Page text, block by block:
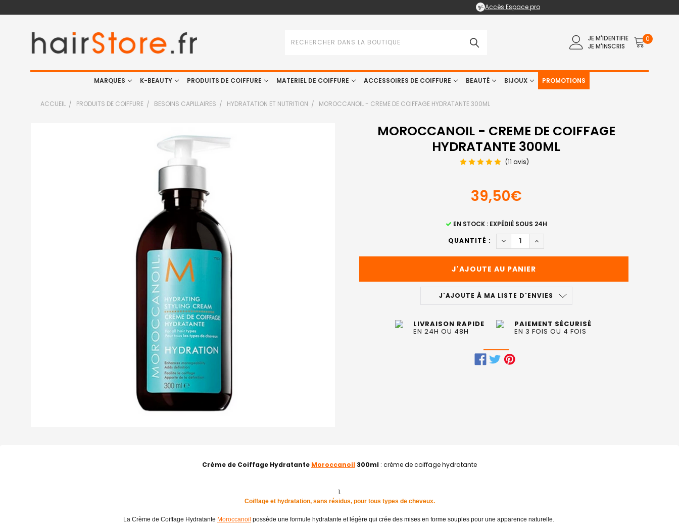
Accès Espace pro
JE M'IDENTIFIE
JE M'INSCRIS
0
MARQUES K-BEAUTY PRODUITS DE COIFFURE MATERIEL DE COIFFURE ACCESSOIRES DE COIFFURE BEAUTÉ BIJOUX PROMOTIONS
ACCUEIL PRODUITS DE COIFFURE BESOINS CAPILLAIRES HYDRATATION ET NUTRITION MOROCCANOIL - CREME DE COIFFAGE HYDRATANTE 300ML
MOROCCANOIL - CREME DE COIFFAGE
HYDRATANTE 300ML
(11 avis)
39,50€
EN STOCK : EXPÉDIÉ SOUS 24H
QUANTITÉ :
DIMINUER LA QUANTITÉ DE MOROCCANOIL -
AUGMENTER LA QUANTITÉ DE
J'AJOUTE À MA LISTE D'ENVIES
LIVRAISON RAPIDE
EN 24H OU 48H
PAIEMENT SÉCURISÉ
EN 3 FOIS OU 4 FOIS
Crème de Coiffage Hydratante Moroccanoil 300ml : crème de coiffage hydratante
Coiffage et hydratation, sans résidus, pour tous types de cheveux.
La Crème de Coiffage Hydratante Moroccanoil possède une formule hydratante et légère qui crée des mises en forme souples pour une apparence naturelle.